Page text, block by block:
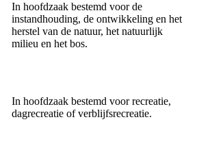
In hoofdzaak bestemd voor de
instandhouding, de ontwikkeling en het
herstel van de natuur, het natuurlijk
milieu en het bos.
In hoofdzaak bestemd voor recreatie,
dagrecreatie of verblijfsrecreatie.